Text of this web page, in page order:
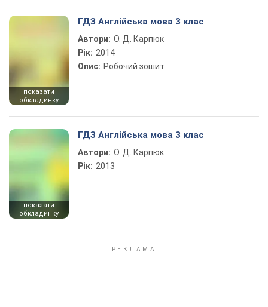
показати
обкладинку
ГДЗ Англійська мова 3 клас
Автори: О. Д. Карпюк
Рік: 2014
Опис: Робочий зошит
показати
обкладинку
ГДЗ Англійська мова 3 клас
Автори: О. Д. Карпюк
Рік: 2013